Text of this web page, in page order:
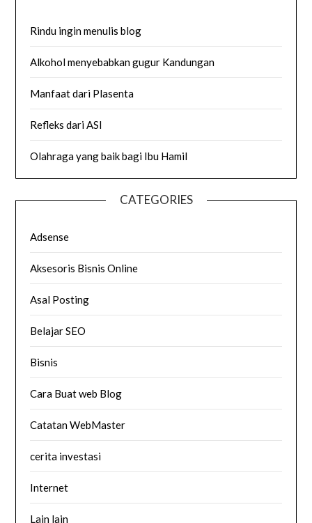
Rindu ingin menulis blog
Alkohol menyebabkan gugur Kandungan
Manfaat dari Plasenta
Refleks dari ASI
Olahraga yang baik bagi Ibu Hamil
CATEGORIES
Adsense
Aksesoris Bisnis Online
Asal Posting
Belajar SEO
Bisnis
Cara Buat web Blog
Catatan WebMaster
cerita investasi
Internet
Lain lain